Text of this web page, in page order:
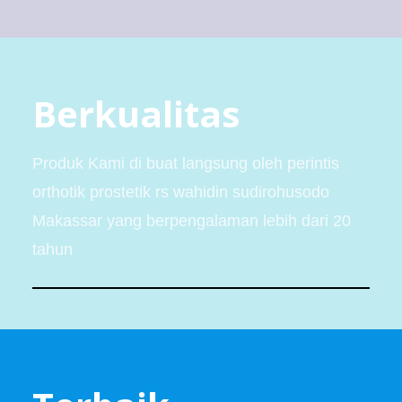
Berkualitas
Produk Kami di buat langsung oleh perintis
orthotik prostetik rs wahidin sudirohusodo
Makassar yang berpengalaman lebih dari 20
tahun